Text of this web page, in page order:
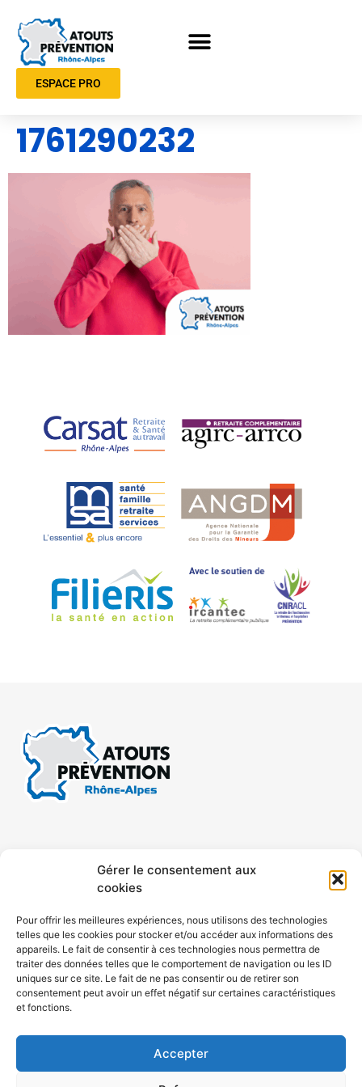
Gérer le consentement aux
cookies
Pour offrir les meilleures expériences, nous utilisons des technologies
telles que les cookies pour stocker et/ou accéder aux informations des
appareils. Le fait de consentir à ces technologies nous permettra de
traiter des données telles que le comportement de navigation ou les ID
uniques sur ce site. Le fait de ne pas consentir ou de retirer son
consentement peut avoir un effet négatif sur certaines caractéristiques
et fonctions.
Accepter
ESPACE PRO
1761290232
CONTACT MENTIONS LÉGALES
ACCESSIBILITÉ
POLITIQUE DE COOKIES (UE)